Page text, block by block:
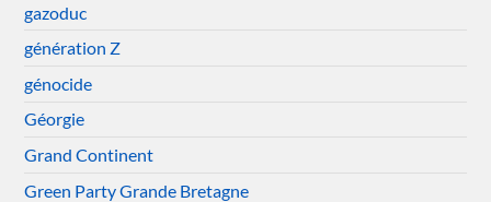
gazoduc
génération Z
génocide
Géorgie
Grand Continent
Green Party Grande Bretagne